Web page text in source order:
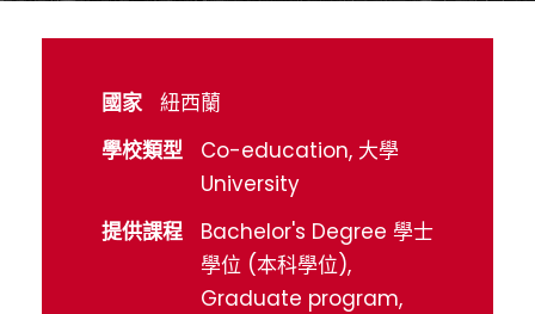
國家
紐西蘭
學校類型
Co-education, 大學
University
提供課程
Bachelor's Degree 學士
學位 (本科學位),
Graduate program,